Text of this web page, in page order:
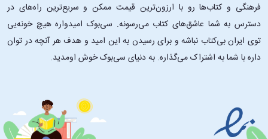
فرهنگی و کتاب‌ها رو با ارزون‌ترین قیمت ممکن و سریع‌ترین راه‌های در
دسترس به شما عاشق‌های کتاب می‌رسونه. سی‌بوک امیدواره هیچ خونه‌یی
توی ایران بی‌کتاب نباشه و برای رسیدن به این امید و هدف هر آنچه در توان
داره با شما به اشتراک می‌گذاره. به دنیای سی‌بوک خوش اومدید.